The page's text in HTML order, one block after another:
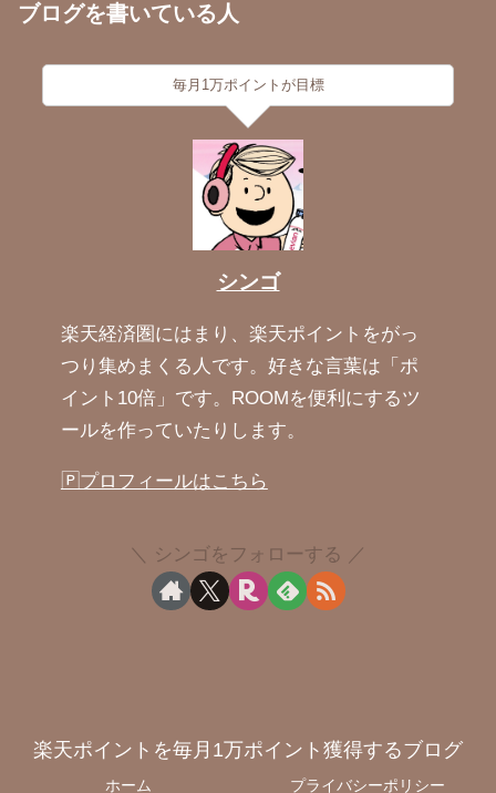
ブログを書いている人
毎月1万ポイントが目標
シンゴ
楽天経済圏にはまり、楽天ポイントをがっ
つり集めまくる人です。好きな言葉は「ポ
イント10倍」です。ROOMを便利にするツ
ールを作っていたりします。
🄿プロフィールはこちら
シンゴをフォローする
楽天ポイントを毎月1万ポイント獲得するブログ
ホーム プライバシーポリシー